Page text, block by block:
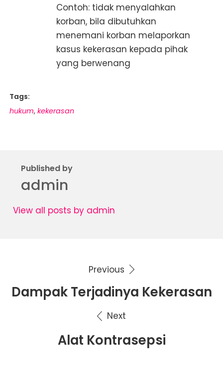
Contoh: tidak menyalahkan
korban, bila dibutuhkan
menemani korban melaporkan
kasus kekerasan kepada pihak
yang berwenang
Tags:
hukum,kekerasan
Published by
admin
View all posts by admin
pos
Previous
Dampak Terjadinya Kekerasan
Next
Alat Kontrasepsi